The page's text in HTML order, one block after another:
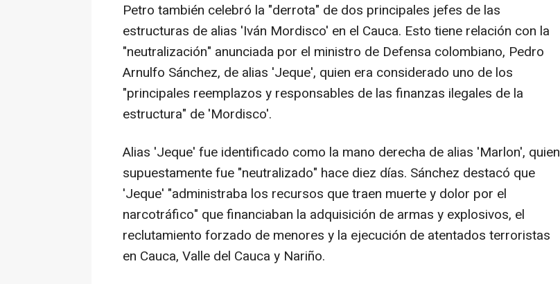
Petro también celebró la "derrota" de dos principales jefes de las
estructuras de alias 'Iván Mordisco' en el Cauca. Esto tiene relación con la
"neutralización" anunciada por el ministro de Defensa colombiano, Pedro
Arnulfo Sánchez, de alias 'Jeque', quien era considerado uno de los
"principales reemplazos y responsables de las finanzas ilegales de la
estructura" de 'Mordisco'.
Alias 'Jeque' fue identificado como la mano derecha de alias 'Marlon', quien
supuestamente fue "neutralizado" hace diez días. Sánchez destacó que
'Jeque' "administraba los recursos que traen muerte y dolor por el
narcotráfico" que financiaban la adquisición de armas y explosivos, el
reclutamiento forzado de menores y la ejecución de atentados terroristas
en Cauca, Valle del Cauca y Nariño.